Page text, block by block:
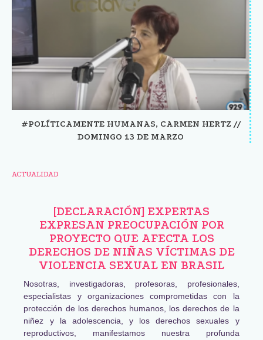
#POLÍTICAMENTE HUMANAS, CARMEN HERTZ //
DOMINGO 13 DE MARZO
ACTUALIDAD
[DECLARACIÓN] EXPERTAS
EXPRESAN PREOCUPACIÓN POR
PROYECTO QUE AFECTA LOS
DERECHOS DE NIÑAS VÍCTIMAS DE
VIOLENCIA SEXUAL EN BRASIL
Nosotras, investigadoras, profesoras, profesionales,
especialistas y organizaciones comprometidas con la
protección de los derechos humanos, los derechos de la
niñez y la adolescencia, y los derechos sexuales y
reproductivos, manifestamos nuestra profunda